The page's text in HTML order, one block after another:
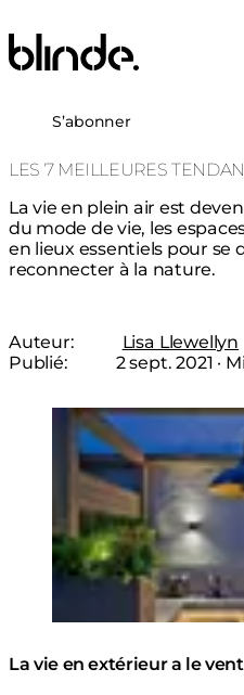
Blinde Design
À propos
Assistance
S’abonner
LES 7 MEILLEURES
La vie en plein air est
du mode de vie, les
en lieux essentiels pour se
reconnecter à la nature.
Auteur:
Lisa Llewellyn
Publié:
2 sept. 2021 ·
Loading image...
© The Johnstown
Spa
La vie en extérieur a le